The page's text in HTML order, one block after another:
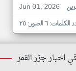
Jun 01, 2026
٦ الصور: ٢٥
اخبار جزر القمر